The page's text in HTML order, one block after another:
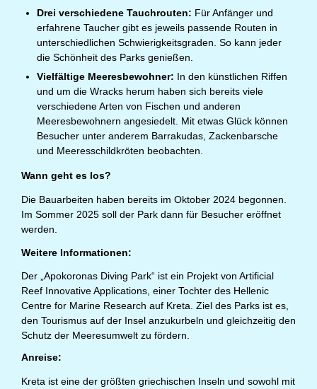
Drei verschiedene Tauchrouten: Für Anfänger und
erfahrene Taucher gibt es jeweils passende Routen in
unterschiedlichen Schwierigkeitsgraden. So kann jeder
die Schönheit des Parks genießen.
Vielfältige Meeresbewohner: In den künstlichen Riffen
und um die Wracks herum haben sich bereits viele
verschiedene Arten von Fischen und anderen
Meeresbewohnern angesiedelt. Mit etwas Glück können
Besucher unter anderem Barrakudas, Zackenbarsche
und Meeresschildkröten beobachten.
Wann geht es los?
Die Bauarbeiten haben bereits im Oktober 2024 begonnen.
Im Sommer 2025 soll der Park dann für Besucher eröffnet
werden.
Weitere Informationen:
Der „Apokoronas Diving Park“ ist ein Projekt von Artificial
Reef Innovative Applications, einer Tochter des Hellenic
Centre for Marine Research auf Kreta. Ziel des Parks ist es,
den Tourismus auf der Insel anzukurbeln und gleichzeitig den
Schutz der Meeresumwelt zu fördern.
Anreise:
Kreta ist eine der größten griechischen Inseln und sowohl mit